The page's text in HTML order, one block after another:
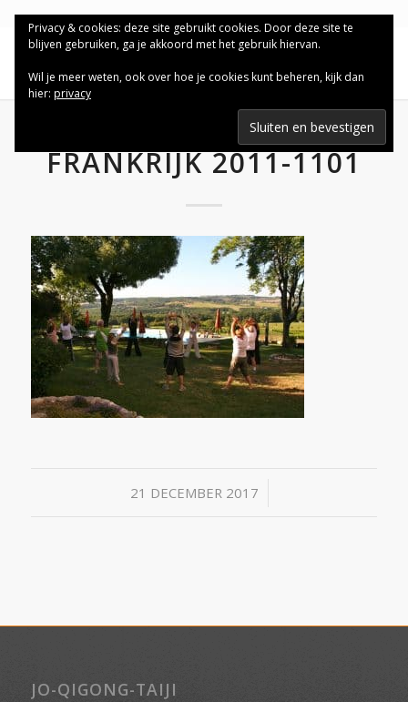
FRANKRIJK 2011-1101
21 DECEMBER 2017
/
JO-QIGONG-TAIJI
Privacy & cookies: deze site gebruikt cookies. Door deze site te
blijven gebruiken, ga je akkoord met het gebruik hiervan.
Wil je meer weten, ook over hoe je cookies kunt beheren, kijk dan
hier: privacy